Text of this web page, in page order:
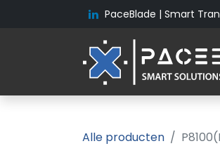
PaceBlade | Smart
Alle producten